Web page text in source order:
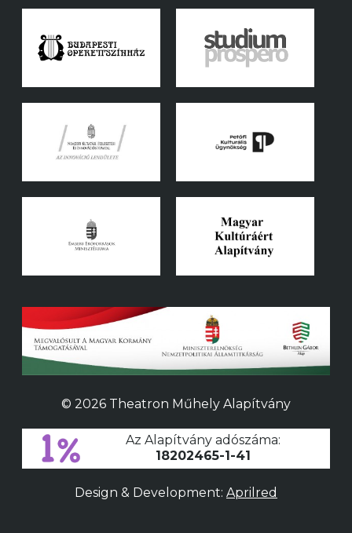
© 2026 Theatron Műhely Alapítvány
Az Alapítvány adószáma:
18202465-1-41
Design & Development: Aprilred